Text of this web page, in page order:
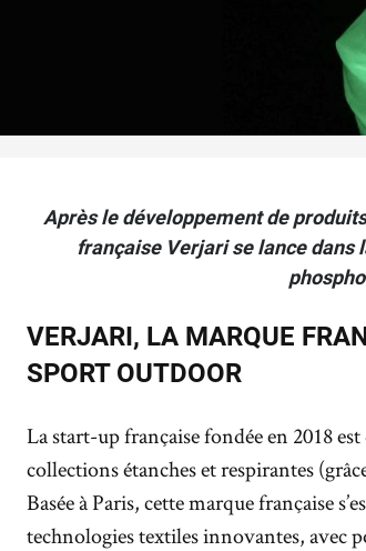
Après le développement de
française Verjari se lance dans
VERJARI, LA MARQUE
SPORT OUTDOOR
La start-up française fondée en 2018
collections étanches et respirantes
Basée à Paris, cette marque française
technologies textiles innovantes, avec